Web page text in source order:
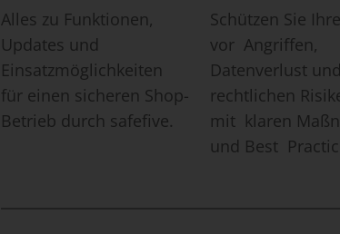
Alles zu Funktionen,
Updates und
Einsatzmöglichkeiten
für einen sicheren Shop-
Betrieb durch safefive.
Schützen Sie
vor Angriffen,
Datenverlust und
rechtlichen
mit klaren
und Best